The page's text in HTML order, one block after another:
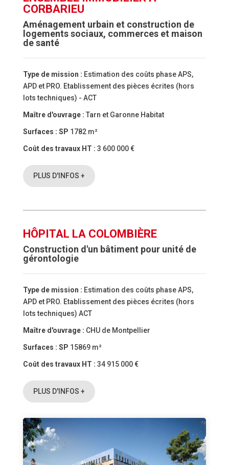
CORBARIEU
Aménagement urbain et construction de
logements sociaux, commerces et maison
de santé
Type de mission : Estimation des coûts phase APS,
APD et PRO. Etablissement des pièces écrites (hors
lots techniques) - ACT
Maître d'ouvrage : Tarn et Garonne Habitat
Surfaces : SP 1782 m²
Coût des travaux HT : 3 600 000 €
PLUS D'INFOS +
HÔPITAL LA COLOMBIÈRE
Construction d'un bâtiment pour unité de
gérontologie
Type de mission : Estimation des coûts phase APS,
APD et PRO. Etablissement des pièces écrites (hors
lots techniques) ACT
Maître d'ouvrage : CHU de Montpellier
Surfaces : SP 15869 m²
Coût des travaux HT : 34 915 000 €
PLUS D'INFOS +